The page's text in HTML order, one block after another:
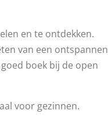
en te ontdekken.
van een ontspannen
boek bij de open
voor gezinnen.